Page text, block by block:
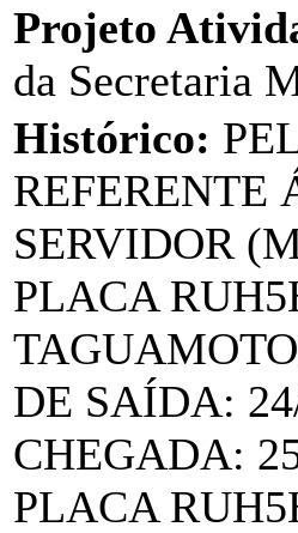
Projeto
da Secretaria
Histórico:
REFERENTE
SERVIDOR
PLACA
DE SAÍDA:
CHEGADA:
PLACA